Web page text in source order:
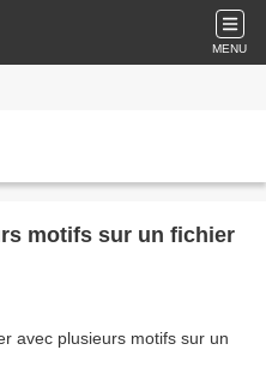
MENU
motifs sur un fichier